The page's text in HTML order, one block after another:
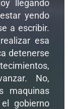
llegando
yendo
a escribir.
esa
detenerse
No,
maquinas
gobierno